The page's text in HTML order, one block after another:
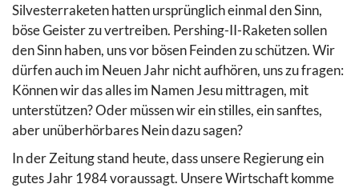
Silvesterraketen hatten ursprünglich einmal den Sinn,
böse Geister zu vertreiben. Pershing-II-Raketen sollen
den Sinn haben, uns vor bösen Feinden zu schützen. Wir
dürfen auch im Neuen Jahr nicht aufhören, uns zu fragen:
Können wir das alles im Namen Jesu mittragen, mit
unterstützen? Oder müssen wir ein stilles, ein sanftes,
aber unüberhörbares Nein dazu sagen?
In der Zeitung stand heute, dass unsere Regierung ein
gutes Jahr 1984 voraussagt. Unsere Wirtschaft komme